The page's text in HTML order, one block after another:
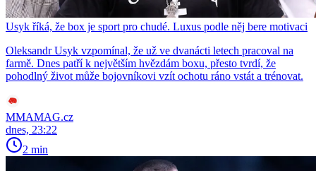
Usyk říká, že box je sport pro chudé. Luxus podle něj bere motivaci
Oleksandr Usyk vzpomínal, že už ve dvanácti letech pracoval na
farmě. Dnes patří k největším hvězdám boxu, přesto tvrdí, že
pohodlný život může bojovníkovi vzít ochotu ráno vstát a trénovat.
MMAMAG.cz
dnes, 23:22
2 min